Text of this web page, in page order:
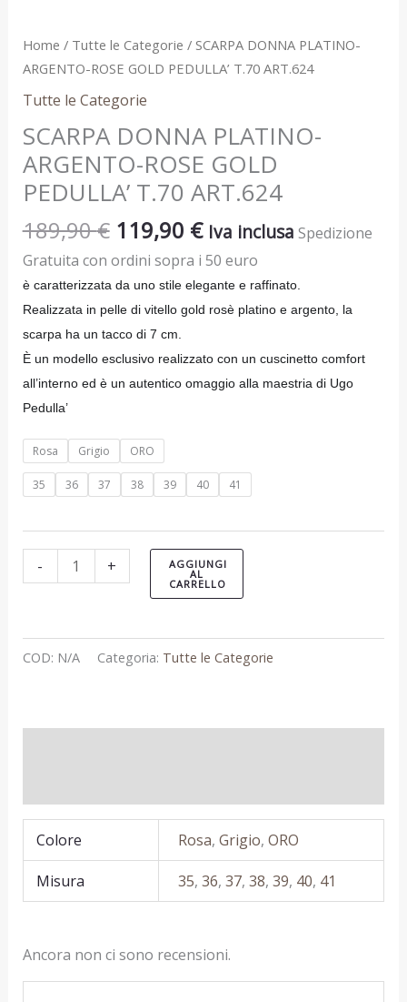
Home / Tutte le Categorie / SCARPA DONNA PLATINO-
ARGENTO-ROSE GOLD PEDULLA’ T.70 ART.624
Tutte le Categorie
SCARPA DONNA PLATINO-
ARGENTO-ROSE GOLD
PEDULLA’ T.70 ART.624
189,90€ 119,90 € Iva inclusa Spedizione
Gratuita con ordini sopra i 50 euro
è caratterizzata da uno stile elegante e raffinato.
Realizzata in pelle di vitello gold rosè platino e argento, la
scarpa ha un tacco di 7 cm.
È un modello esclusivo realizzato con un cuscinetto comfort
all’interno ed èun autentico omaggio alla maestria di Ugo
Pedulla’
Rosa Grigio ORO
35 36 37 38 39 40 41
- + AGGIUNGI
AL
CARRELLO
COD: N/A Categoria: Tutte le Categorie
Colore Rosa,Grigio,ORO
Misura 35,36,37,38,39, 40, 41
Ancora non ci sono recensioni.